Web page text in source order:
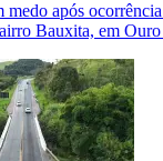
medo após
Bauxita, em